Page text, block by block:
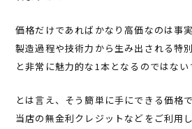
価格だけであればかなり高価なのは事
製造過程や技術力から生み出される特
と非常に魅力的な1本となるのではない
とは言え、そう簡単に手にできる価格
当店の無金利クレジットなどをご利用